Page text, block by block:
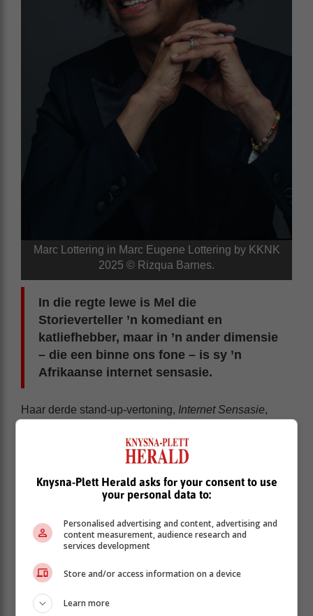
Marc Lottering in Marc Eugene Lottering by KKNK
2025 © Rizqua Barnes.
In die regte lewe is Mel die
Storieverteller ’n komediant en
katliefhebber, maar in ’n ander dimensie
– die een binne ons fone – is sy ’n
Afrikaanse internet sensasie.
Haar derde stand-up-vertoning, Internet Sensasie,
regtig dink van hierdie elektroniese oerwoud vol
honger leeus, ywerige flaminke en ontaktvolle
Knysna-Plett Herald asks for your consent to use
your personal data to:
Personalised advertising and content, advertising and
content measurement, audience research and
services development
Store and/or access information on a device
Learn more